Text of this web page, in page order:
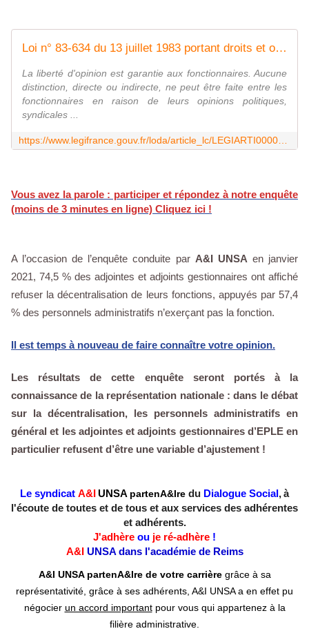
Loi n° 83-634 du 13 juillet 1983 portant droits et obligations des fonctionnaires. Loi dite loi Le Pors.
La liberté d'opinion est garantie aux fonctionnaires. Aucune
distinction, directe ou indirecte, ne peut être faite entre les
fonctionnaires en raison de leurs opinions politiques,
syndicales ...
Vous avez la parole : participer et répondez à notre enquête
(moins de 3 minutes en ligne) Cliquez ici !
A l’occasion de l’enquête conduite parA&I UNSA en janvier
2021, 74,5 % des adjointes et adjoints gestionnaires ont affiché
refuser la décentralisation de leurs fonctions, appuyés par 57,4
% des personnels administratifs n’exerçant pas la fonction.
Il est temps à nouveau de faire connaître votre opinion.
Les résultats de cette enquête seront portés à la
connaissance de la représentation nationale : dans le débat
sur la décentralisation, les personnels administratifs en
général et les adjointes et adjoints gestionnaires d’EPLE en
particulier refusent d’être une variable d’ajustement !
Le syndicat A&I UNSA partenA&Ire du Dialogue Social ,à
l'écoute de toutes et de tous et aux services des adhérentes
et adhérents.
J'adhère ou je ré-adhère !
A&I UNSA dans l'académie de Reims
A&I UNSA partenA&Ire de votre carrièregrâce à sa
représentativité, grâce à ses adhérents, A&I UNSA a en effet pu
négocier un accord importantpour vous qui appartenez à la
filière administrative.